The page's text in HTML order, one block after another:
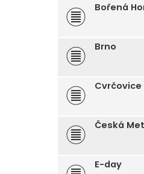
Bořená
Brno
Cvrčovice
Česká
E-day